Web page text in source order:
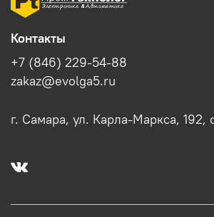
Контакты
+7 (846) 229-54-88
zakaz@evolga5.ru
г. Самара, ул. Карла-Маркса, 192,